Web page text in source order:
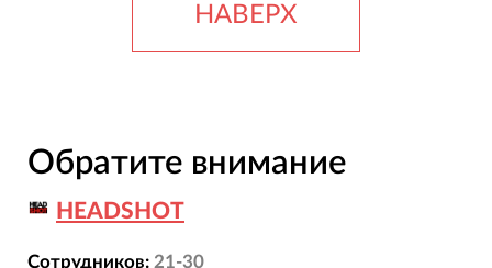
НАВЕРХ
Обратите внимание
HEADSHOT
Сотрудников: 21-30